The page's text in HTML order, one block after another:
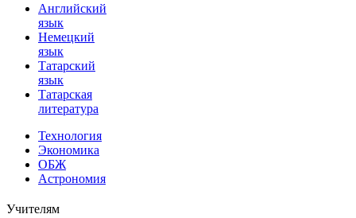
Английский
язык
Немецкий
язык
Татарский
язык
Татарская
литература
Технология
Экономика
ОБЖ
Астрономия
Учителям